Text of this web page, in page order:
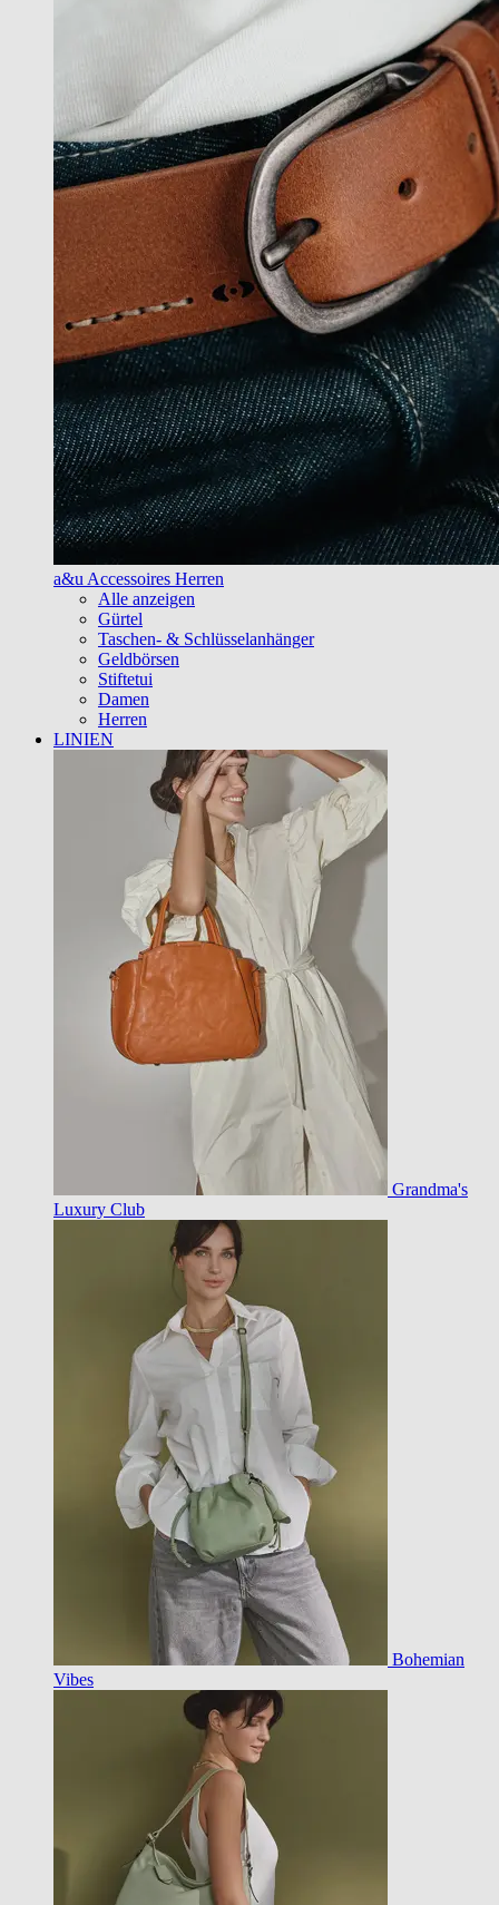
a&u Accessoires Herren
Alle anzeigen
Gürtel
Taschen- & Schlüsselanhänger
Geldbörsen
Stiftetui
Damen
Herren
LINIEN
Grandma's
Luxury Club
Bohemian
Vibes